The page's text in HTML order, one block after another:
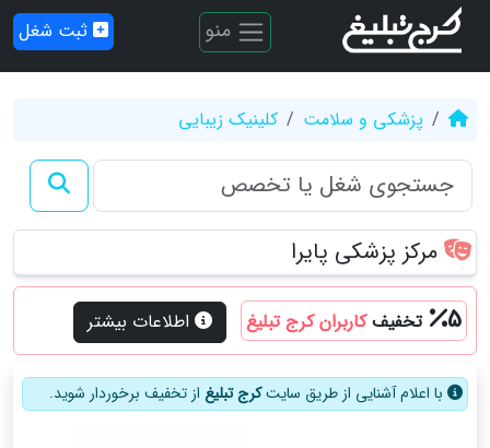
منو ثبت شغل
پزشکی و سلامت کلینیک زیبایی
مرکز پزشکی پایرا
5 تخفیفکاربران کرج تبلیغ اطلاعات بیشتر
با اعلام آشنایی از طریق سایتکرج تبلیغ از تخفیف برخوردار شوید.